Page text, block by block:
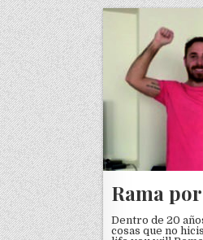
Skip to content
Rama
Dentro de 20
cosas que no